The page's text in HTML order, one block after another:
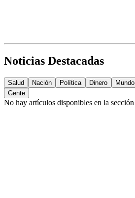
Noticias Destacadas
Salud Nación Política Dinero Mundo
Gente
No hay artículos disponibles en la sección